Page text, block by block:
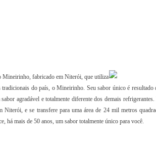
Mineirinho, fabricado em Niterói, que utiliza
do país, o Mineirinho. Seu sabor único é resultado
agradável e totalmente diferente dos demais
e se transfere para uma área de 24 mil metros
há mais de 50 anos, um sabor totalmente único para você.